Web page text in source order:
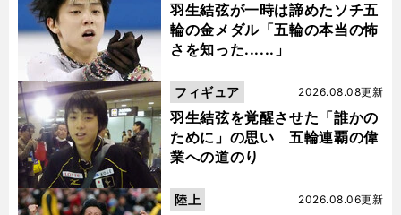
羽生結弦が一時は諦めたソチ五
輪の金メダル「五輪の本当の怖
さを知った......」
羽生結弦を覚醒させた「誰かの
ために」の思い 五輪連覇の偉
業への道のり
2026.08.08更新
フィギュア
2026.08.06更新
陸上